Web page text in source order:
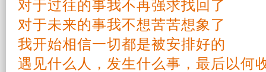
对于过往的事我不再强求找回了
对于未来的事我不想苦苦想象了
我开始相信一切都是被安排好的
遇见什么人，发生什么事， 最后 以何